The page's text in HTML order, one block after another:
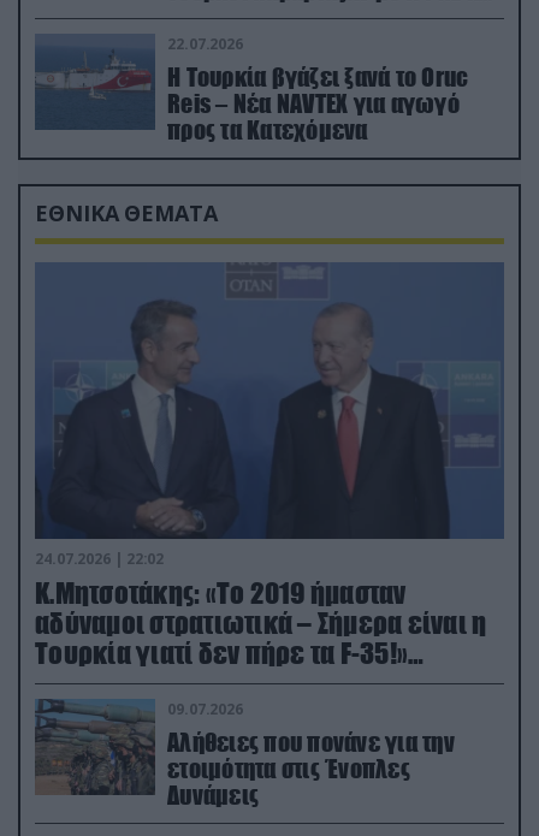
drone
22.07.2026
Η Τουρκία βγάζει ξανά το Oruc
Reis – Νέα NAVTEX για αγωγό
προς τα Κατεχόμενα
ΕΘΝΙΚΑ ΘΕΜΑΤΑ
24.07.2026 | 22:02
Κ.Μητσοτάκης: «Το 2019 ήμασταν
αδύναμοι στρατιωτικά – Σήμερα είναι η
Τουρκία γιατί δεν πήρε τα F-35!»
(βίντεο)
09.07.2026
Αλήθειες που πονάνε για την
ετοιμότητα στις Ένοπλες
Δυνάμεις